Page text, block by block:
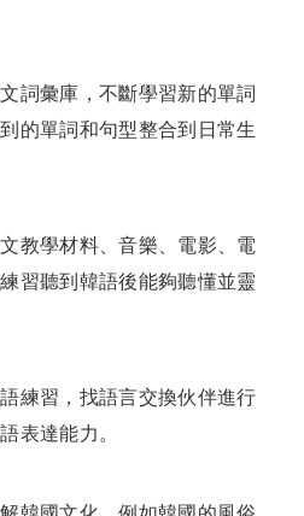
詞彙庫，不斷學習新的單詞
的單詞和句型整合到日常生
教學材料、音樂、電影、電
習聽到韓語後能夠聽懂並靈
練習，找語言交換伙伴進行
表達能力。